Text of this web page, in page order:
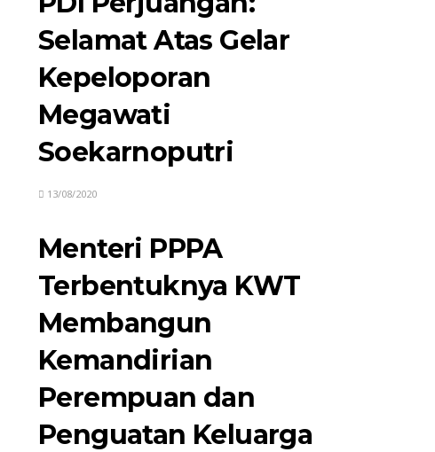
Selamat Atas Gelar
Kepeloporan
Megawati
Soekarnoputri
13/08/2020
Menteri PPPA
Terbentuknya KWT
Membangun
Kemandirian
Perempuan dan
Penguatan Keluarga